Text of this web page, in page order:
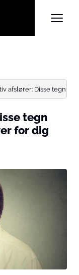
afslører: Disse tegn
tegn
for dig